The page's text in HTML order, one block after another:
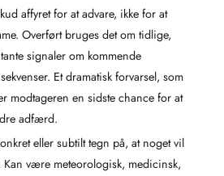
affyret for at advare, ikke for at
Overført bruges det om tidlige,
signaler om kommende
Et dramatisk forvarsel, som
modtageren en sidste chance for at
adfærd.
eller subtilt tegn på, at noget vil
Kan være meteorologisk, medicinsk,